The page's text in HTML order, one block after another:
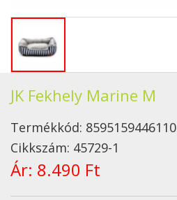
JK Fekhely Marine M
Termékkód: 8595159446110
Cikkszám: 45729-1
Ár: 8.490 Ft